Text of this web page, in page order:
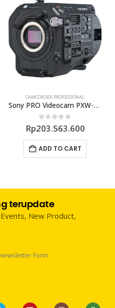
CAMCORDER PROFESSIONAL
Sony PRO Videocam PXW-FS7M2
0out of 5
Rp203.563.600
ADD TO CART
terupdate
New Product,
Form